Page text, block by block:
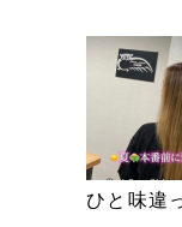
ひと味違